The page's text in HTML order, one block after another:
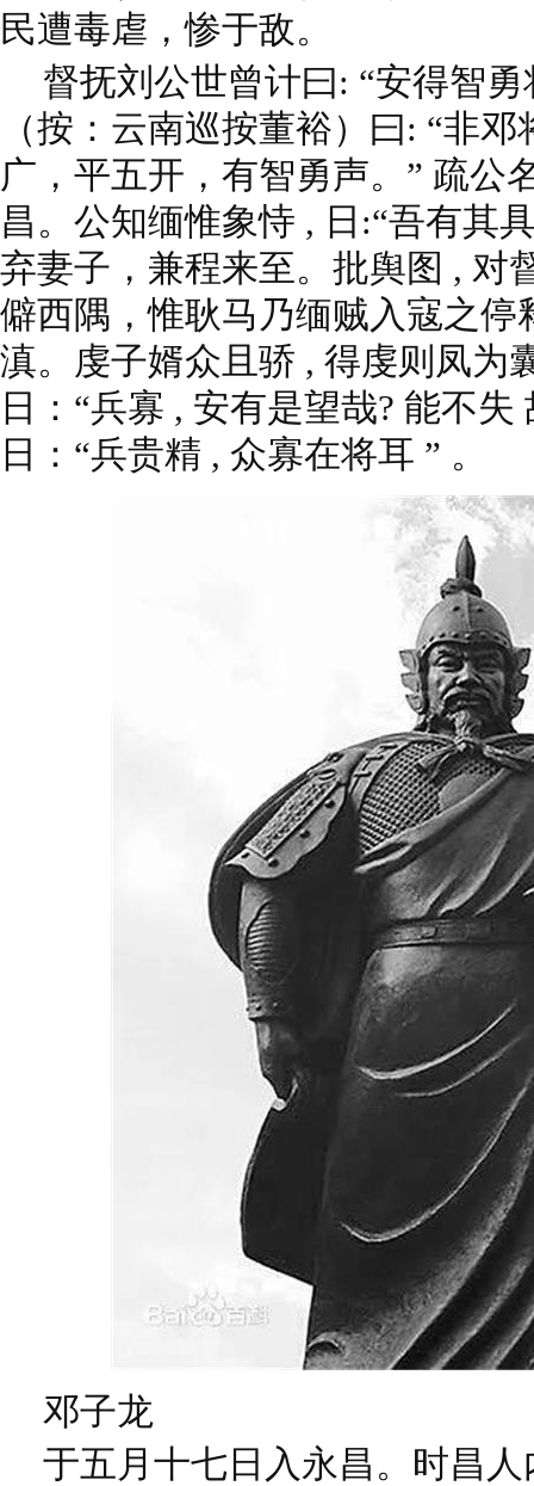
民遭毒虐，惨于敌。
督抚刘公世曾计曰: “安得智
（按：云南巡按董裕）曰: “非
广，平五开，有智勇声。” 疏公
昌。公知缅惟象恃 , 日:“吾有其
弃妻子，兼程来至。批舆图 , 对
僻西隅，惟耿马乃缅贼入寇之停
滇。虔子婿众且骄 , 得虔则凤为
日：“兵寡 , 安有是望哉? 能不失
日：“兵贵精 , 众寡在将耳 ” 。
邓子龙
于五月十七日入永昌。时昌